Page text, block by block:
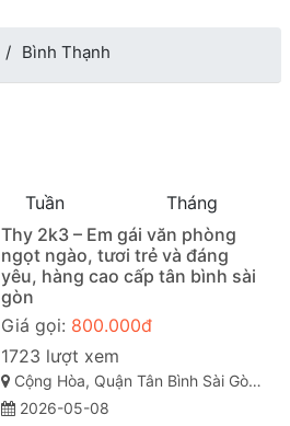
Bình Thạnh
Tuần Tháng
Thy 2k3 – Em gái văn phòng
ngọt ngào, tươi trẻ và đáng
yêu, hàng cao cấp tân bình sài
gòn
Giá gọi: 800.000đ
1723 lượt xem
Cộng Hòa, Quận Tân Bình Sài Gòn ( TP. Hồ Chí Minh )
2026-05-08